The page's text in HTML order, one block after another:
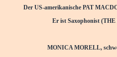
Der US-amerikanische PAT
Er ist Saxophonist
MONICA MORELL,